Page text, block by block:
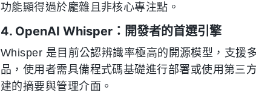
功能顯得過於龐雜且非核心專注點。
4. OpenAI Whisper：開發者的首選引擎
Whisper 是目前公認辨識率極高的開源模型，支援
品，使用者需具備程式碼基礎進行部署或使用第三
建的摘要與管理介面。